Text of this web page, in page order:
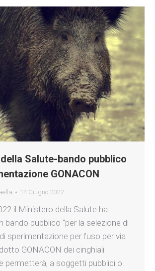
Salute-bando pubblico
GONACON
14 Giugno 2022
il Ministero della Salute ha
bando pubblico “per la selezione di
sperimentazione per l’uso per via
GONACON dei cinghiali
permetterà, a soggetti pubblici o